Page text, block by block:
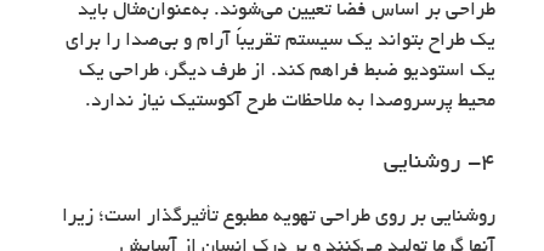
طراحی بر اساس فضا تعیین می‌شوند. به‌عنوان‌مثال باید
یک طراح بتواند یک سیستم تقریباً آرام و بی‌صدا را برای
یک استودیو ضبط فراهم کند. از طرف دیگر، طراحی یک
محیط پرسروصدا به ملاحظات طرح آکوستیک نیاز ندارد.
۴- روشنایی
روشنایی بر روی طراحی تهویه مطبوع تأثیرگذار است؛ زیرا